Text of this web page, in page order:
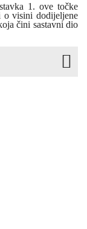
1. ove točke
o visini dodijeljene
čini sastavni dio